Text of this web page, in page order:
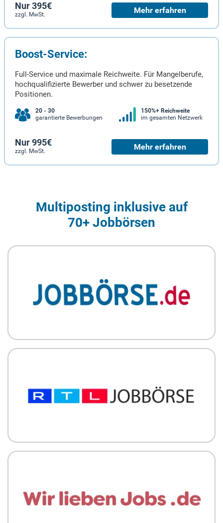
Nur 395€
zzgl. MwSt. Mehr erfahren
Boost-Service:
Full-Service und maximale Reichweite. Für Mangelberufe,
hochqualifizierte Bewerber und schwer zu besetzende
Positionen.
20 - 30
garantierte Bewerbungen
150%+ Reichweite
im gesamten Netzwerk
Nur 995€
zzgl. MwSt. Mehr erfahren
Multiposting inklusive auf
70+ Jobbörsen